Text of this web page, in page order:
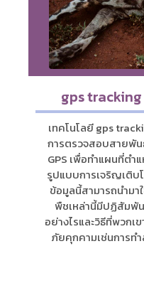
gps
เทคโนโลยี gps
การตรวจสอบสายพัน
GPS เพื่อทำแผนที่ต
รูปแบบการเจริญเติบ
ข้อมูลนี้สามารถนำมา
พืชเหล่านี้มีปฏิสัมพั
อย่างไรและวิธีที่พวกเ
ภัยคุกคามเช่นการท